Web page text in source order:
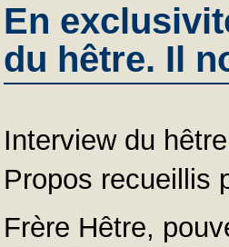
En
du hêtre. Il
Interview du
Propos recueillis
Frère Hêtre,